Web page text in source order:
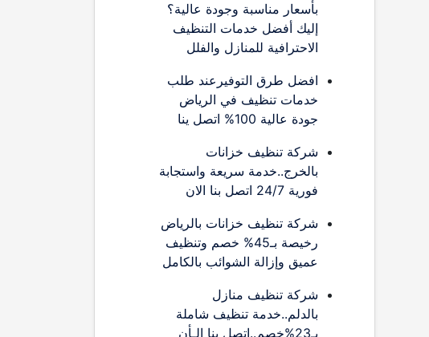
بأسعار مناسبة وجودة عالية؟
إليك أفضل خدمات التنظيف
الاحترافية للمنازل والفلل
افضل طرق التوفيرعند طلب
خدمات تنظيف في الرياض
جودة عالية 100% اتصل ينا
شركة تنظيف خزانات
بالخرج..خدمة سريعة واستجابة
فورية 24/7 اتصل بنا الان
شركة تنظيف خزانات بالرياض
رخيصة بـ45% خصم وتنظيف
عميق وإزالة الشوائب بالكامل
شركة تنظيف منازل
بالدلم..خدمة تنظيف شاملة
بـ23%خصم..اتصل بنا الـأن